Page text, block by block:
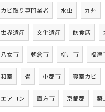
カビ取り専門業者 水虫 九州
世界遺産 文化遺産 飲食店
八女市 朝倉市 柳川市 福津
和室 畳 小郡市 寝室カビ
エアコン 直方市 京都郡 築